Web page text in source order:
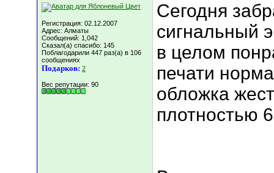
Регистрация: 02.12.2007
Адрес: Алматы
Сообщений: 1,042
Сказал(а) спасибо: 145
Поблагодарили 447 раз(а) в 106
сообщениях
Подарков: 2
Вес репутации: 90
Сегодня
сигнальный
в целом
печати
обложка
плотностью